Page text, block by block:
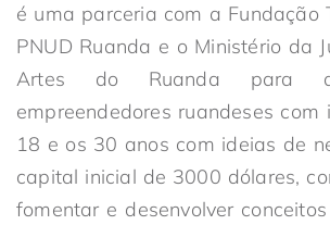
é uma parceria com a Fundação
PNUD Ruanda e o Ministério da
Artes do Ruanda para
empreendedores ruandeses com
18 e os 30 anos com ideias de
capital inicial de 3000 dólares,
fomentar e desenvolver